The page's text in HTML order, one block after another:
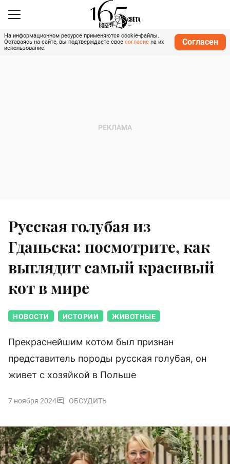
На информационном ресурсе применяются cookie-файлы.
Оставаясь на сайте, вы подтверждаете свое согласие на их
использование.
Согласен
Русская голубая из
Гданьска: посмотрите, как
выглядит самый красивый
кот в мире
НОВОСТИ ИСТОРИИ ЖИВОТНЫЕ
Прекраснейшим котом был признан
представитель породы русская голубая, он
живет с хозяйкой в Польше
7 ноября 2024 ОБСУДИТЬ